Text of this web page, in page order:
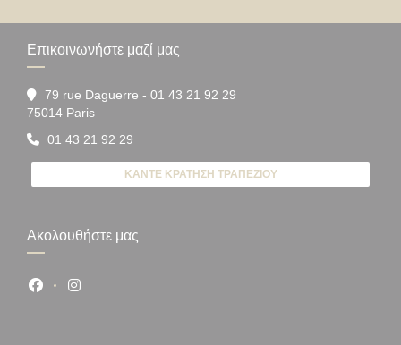
Επικοινωνήστε μαζί μας
79 rue Daguerre - 01 43 21 92 29
75014 Paris((ανοίγει σε νέο παράθυρο))
01 43 21 92 29
ΚΆΝΤΕ ΚΡΆΤΗΣΗ ΤΡΑΠΕΖΙΟΎ
Ακολουθήστε μας
Facebook ((ανοίγει σε νέο παράθυρο))
Instagram ((ανοίγει σε νέο παράθυρο))